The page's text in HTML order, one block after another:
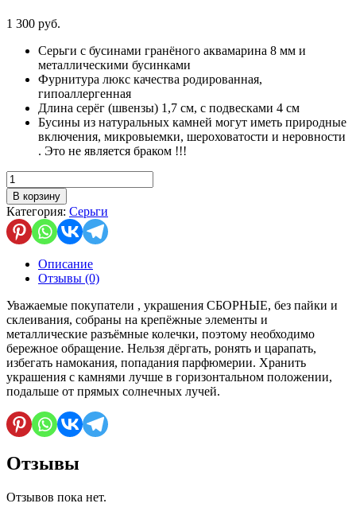
1 300 руб.
Серьги с бусинами гранёного аквамарина 8 мм и
металлическими бусинками
Фурнитура люкс качества родированная,
гипоаллергенная
Длина серёг (швензы) 1,7 см, с подвесками 4 см
Бусины из натуральных камней могут иметь природные
включения, микровыемки, шероховатости и неровности
. Это не является браком !!!
Количество
товара
Серьги
с
аквамарином
В корзину
Категория: Серьги
Описание
Отзывы (0)
Уважаемые покупатели , украшения СБОРНЫЕ, без пайки и
склеивания, собраны на крепёжные элементы и
металлические разъёмные колечки, поэтому необходимо
бережное обращение. Нельзя дёргать, ронять и царапать,
избегать намокания, попадания парфюмерии. Хранить
украшения с камнями лучше в горизонтальном положении,
подальше от прямых солнечных лучей.
Отзывы
Отзывов пока нет.